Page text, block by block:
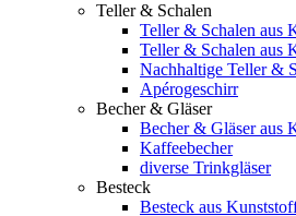
Teller & Schalen
Teller & Schalen aus
Teller & Schalen aus
Nachhaltige Teller &
Apérogeschirr
Becher & Gläser
Becher & Gläser aus
Kaffeebecher
diverse Trinkgläser
Besteck
Besteck aus